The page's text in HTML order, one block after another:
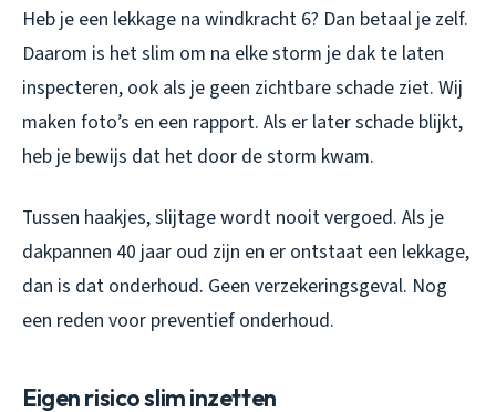
Heb je een lekkage na windkracht 6? Dan betaal je zelf.
Daarom is het slim om na elke storm je dak te laten
inspecteren, ook als je geen zichtbare schade ziet. Wij
maken foto’s en een rapport. Als er later schade blijkt,
heb je bewijs dat het door de storm kwam.
Tussen haakjes, slijtage wordt nooit vergoed. Als je
dakpannen 40 jaar oud zijn en er ontstaat een lekkage,
dan is dat onderhoud. Geen verzekeringsgeval. Nog
een reden voor preventief onderhoud.
Eigen risico slim inzetten